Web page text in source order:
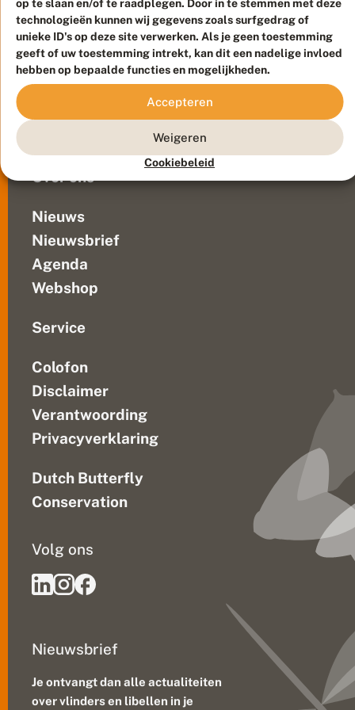
op te slaan en/of te raadplegen. Door in te stemmen met deze
technologieën kunnen wij gegevens zoals surfgedrag of
unieke ID's op deze site verwerken. Als je geen toestemming
geeft of uw toestemming intrekt, kan dit een nadelige invloed
hebben op bepaalde functies en mogelijkheden.
Accepteren
Weigeren
Cookiebeleid
Contact
Veelgestelde vragen
Over ons
Nieuws
Nieuwsbrief
Agenda
Webshop
Service
Colofon
Disclaimer
Verantwoording
Privacyverklaring
Dutch Butterfly
Conservation
Nieuwsbrief
Je ontvangt dan alle actualiteiten
over vlinders en libellen in je
Volg ons
Duurzaam ontwikkeld doorGo2People, ontworpen door
Blue Field Agency
Privacy
Disclaimer